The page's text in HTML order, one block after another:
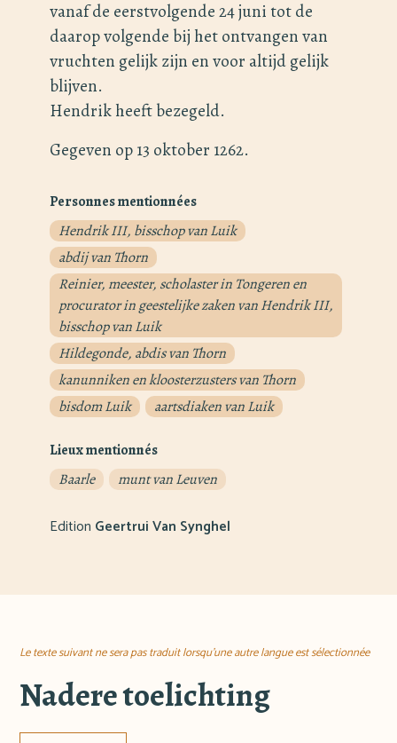
vanaf de eerstvolgende 24 juni tot de
daarop volgende bij het ontvangen van
vruchten gelijk zijn en voor altijd gelijk
blijven.
Hendrik heeft bezegeld.
Gegeven op 13 oktober 1262.
Personnes mentionnées
Hendrik III, bisschop van Luik
abdij van Thorn
Reinier, meester, scholaster in Tongeren en
procurator in geestelijke zaken van Hendrik III,
bisschop van Luik
Hildegonde, abdis van Thorn
kanunniken en kloosterzusters van Thorn
bisdom Luik
aartsdiaken van Luik
Lieux mentionnés
Baarle
munt van Leuven
Edition Geertrui Van Synghel
Le texte suivant ne sera pas traduit lorsqu'une autre langue est sélectionnée
Nadere toelichting